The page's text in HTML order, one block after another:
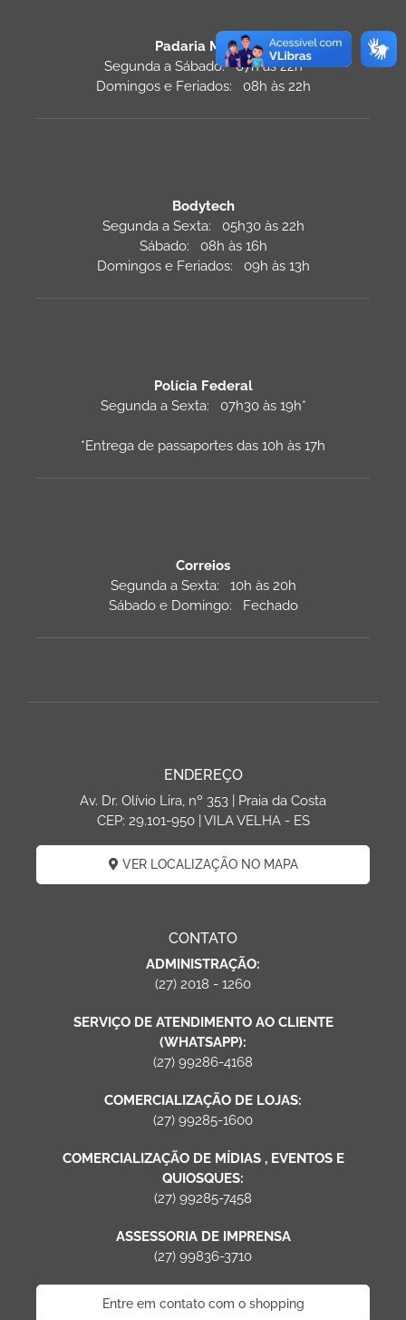
Padaria Monza
Segunda a Sábado: 07h às 22h
Domingos e Feriados: 08h às 22h
Bodytech
Segunda a Sexta: 05h30 às 22h
Sábado: 08h às 16h
Domingos e Feriados: 09h às 13h
Polícia Federal
Segunda a Sexta: 07h30 às 19h*
*Entrega de passaportes das 10h às 17h
Correios
Segunda a Sexta: 10h às 20h
Sábado e Domingo: Fechado
ENDEREÇO
Av. Dr. Olívio Lira, nº 353 | Praia da Costa
CEP: 29.101-950 | VILA VELHA - ES
VER LOCALIZAÇÃO NO MAPA
CONTATO
ADMINISTRAÇÃO:
(27) 2018 - 1260
SERVIÇO DE ATENDIMENTO AO CLIENTE
(WHATSAPP):
(27) 99286-4168
COMERCIALIZAÇÃO DE LOJAS:
(27) 99285-1600
COMERCIALIZAÇÃO DE MÍDIAS , EVENTOS E
QUIOSQUES:
(27) 99285-7458
ASSESSORIA DE IMPRENSA
(27) 99836-3710
Entre em contato com o shopping